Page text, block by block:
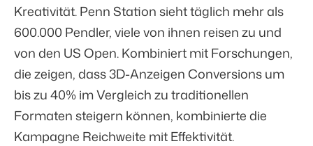
Kreativität. Penn Station sieht täglich mehr als
600.000 Pendler, viele von ihnen reisen zu und
von den US Open. Kombiniert mit Forschungen,
die zeigen, dass 3D-Anzeigen Conversions um
bis zu40%im Vergleich zu traditionellen
Formaten steigern können, kombinierte die
Kampagne Reichweite mit Effektivität.